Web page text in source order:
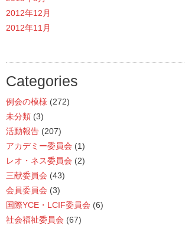
2012年12月
2012年11月
Categories
例会の模様 (272)
未分類 (3)
活動報告 (207)
アカデミー委員会 (1)
レオ・ネス委員会 (2)
三献委員会 (43)
会員委員会 (3)
国際YCE・LCIF委員会 (6)
社会福祉委員会 (67)